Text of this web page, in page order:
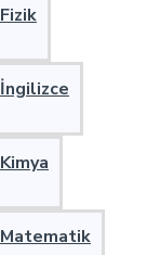
Fizik
İngilizce
Kimya
Matematik